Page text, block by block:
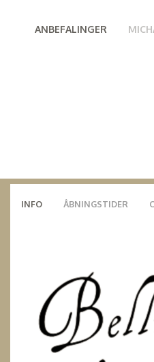
ANBEFALINGER
INFO ÅBNINGSTIDER